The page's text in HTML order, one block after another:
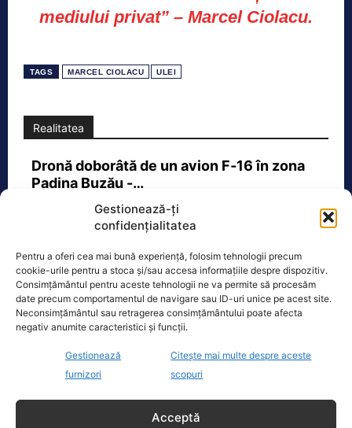
Gestionează-ți
confidențialitatea
Pentru a oferi cea mai bună experiență, folosim tehnologii precum
cookie-urile pentru a stoca și/sau accesa informațiile despre dispozitiv.
Consimțământul pentru aceste tehnologii ne va permite să procesăm
date precum comportamentul de navigare sau ID-uri unice pe acest site.
Neconsimțământul sau retragerea consimțământului poate afecta
negativ anumite caracteristici și funcții.
Gestionează
furnizori
Citește mai multe despre aceste
scopuri
Acceptă
mediului privat” – Marcel Ciolacu.
TAGS MARCEL CIOLACU ULEI
Realitatea
Dronă doborâtă de un avion F‑16 în zona
Padina Buzău -…
O dronă a fost doborâtă vineri dimineață de un avion
F‑16 al Forțelor Aeriene Române, în zona Padina, în
Ecopolitic
Parchet General? Mai are structuri de…
„15 martie 2023 – Ministerul Investitiilor
si Proiectelor Europene, condus pe
atunci de PNL-istul Marcel Bolos,